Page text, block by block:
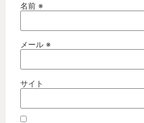
名前 ※
メール ※
サイト